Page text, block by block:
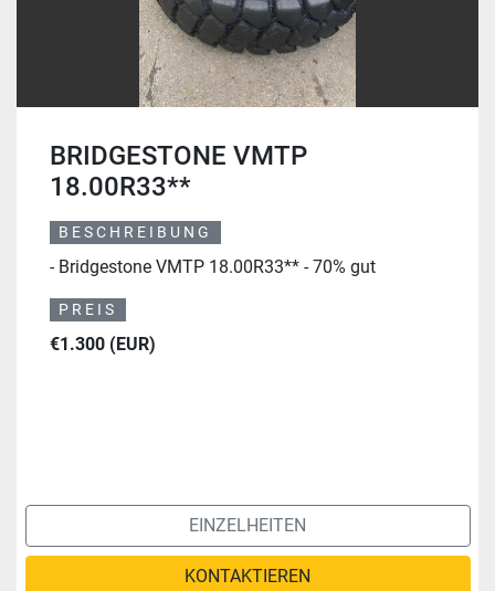
BRIDGESTONE VMTP
18.00R33**
BESCHREIBUNG
- Bridgestone VMTP 18.00R33** - 70% gut
PREIS
€1.300 (EUR)
EINZELHEITEN
KONTAKTIEREN